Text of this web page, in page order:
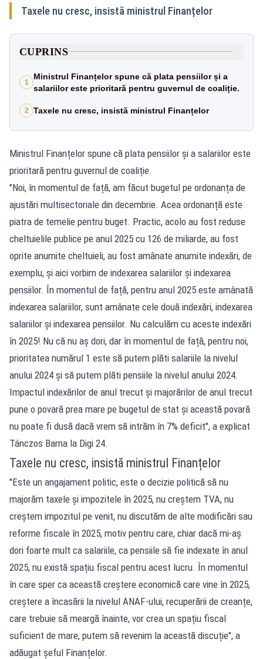
Taxele nu cresc, insistă ministrul Finanțelor
CUPRINS
1
Ministrul Finanțelor spune că plata pensiilor și a
salariilor este prioritară pentru guvernul de coaliție.
2 Taxele nu cresc, insistă ministrul Finanțelor
Ministrul Finanțelor spune că plata pensiilor și a salariilor este
prioritară pentru guvernul de coaliție.
"Noi, în momentul de față, am făcut bugetul pe ordonanța de
ajustări multisectoriale din decembrie. Acea ordonanță este
piatra de temelie pentru buget. Practic, acolo au fost reduse
cheltuielile publice pe anul 2025 cu 126 de miliarde, au fost
oprite anumite cheltuieli, au fost amânate anumite indexări, de
exemplu, și aici vorbim de indexarea salariilor și indexarea
pensiilor. În momentul de față, pentru anul 2025 este amânată
indexarea salariilor, sunt amânate cele două indexări, indexarea
salariilor și indexarea pensiilor. Nu calculăm cu aceste indexări
în 2025! Nu că nu aș dori, dar în momentul de față, pentru noi,
prioritatea numărul 1 este să putem plăti salariile la nivelul
anului 2024 și să putem plăti pensiile la nivelul anului 2024.
Impactul indexărilor de anul trecut și majorărilor de anul trecut
pune o povară prea mare pe bugetul de stat și această povară
nu poate fi dusă dacă vrem să intrăm în 7% deficit", a explicat
Tánczos Barna la Digi 24.
Taxele nu cresc, insistă ministrul Finanțelor
"Este un angajament politic, este o decizie politică să nu
majorăm taxele și impozitele în 2025, nu creștem TVA, nu
creștem impozitul pe venit, nu discutăm de alte modificări sau
reforme fiscale în 2025, motiv pentru care, chiar dacă mi-aș
dori foarte mult ca salariile, ca pensiile să fie indexate în anul
2025, nu există spațiu fiscal pentru acest lucru. În momentul
în care sper ca această creștere economică care vine în 2025,
creștere a încasării la nivelul ANAF-ului, recuperării de creanțe,
care trebuie să meargă înainte, vor crea un spațiu fiscal
suficient de mare, putem să revenim la această discuție", a
adăugat șeful Finanțelor.